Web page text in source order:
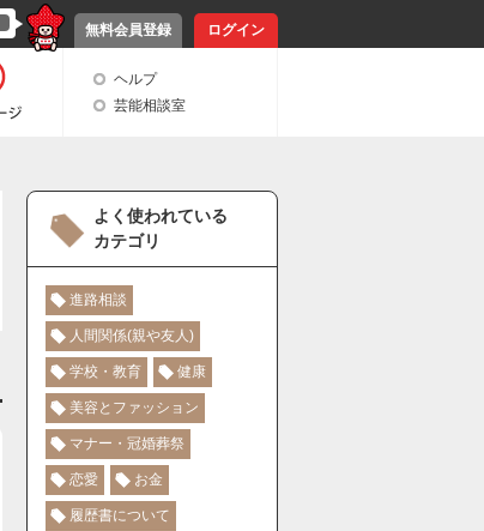
無料会員登録 ログイン
ヘルプ
芸能相談室
よく使われている
カテゴリ
進路相談
人間関係(親や友人)
学校・教育 健康
美容とファッション
マナー・冠婚葬祭
恋愛 お金
履歴書について